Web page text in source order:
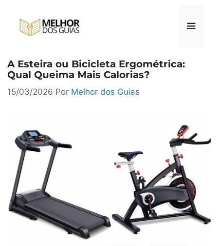
A Esteira ou Bicicleta Ergométrica:
Qual Queima Mais Calorias?
15/03/2026 Por Melhor dos Guias